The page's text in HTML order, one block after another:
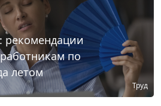
рекомендации
по
летом
Труд